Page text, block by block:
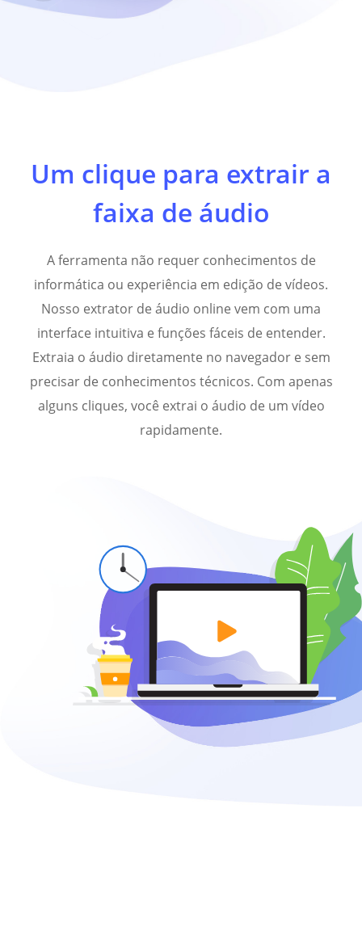
Um clique para extrair a
faixa de áudio
A ferramenta não requer conhecimentos de
informática ou experiência em edição de vídeos.
Nosso extrator de áudio online vem com uma
interface intuitiva e funções fáceis de entender.
Extraia o áudio diretamente no navegador e sem
precisar de conhecimentos técnicos. Com apenas
alguns cliques, você extrai o áudio de um vídeo
rapidamente.